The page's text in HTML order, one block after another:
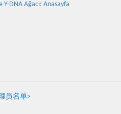
Y-DNA Ağacı: Anasayfa
员名单>